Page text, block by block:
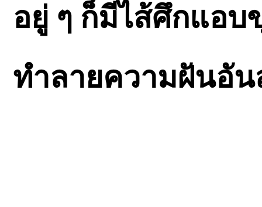
อยู่ ๆ ก็มีไส้ศึกแอบ
ทำลายความฝันอั